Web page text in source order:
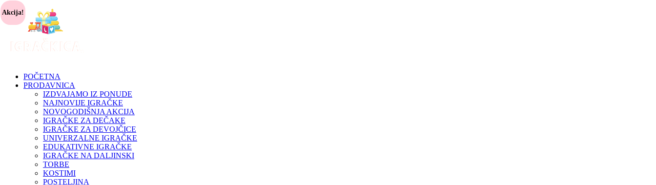
POČETNA
PRODAVNICA
IZDVAJAMO IZ PONUDE
NAJNOVIJE IGRAČKE
NOVOGODIŠNJA AKCIJA
IGRAČKE ZA DEČAKE
IGRAČKE ZA DEVOJČICE
UNIVERZALNE IGRAČKE
EDUKATIVNE IGRAČKE
IGRAČKE NA DALJINSKI
TORBE
KOSTIMI
POSTELJINA
Akcija!